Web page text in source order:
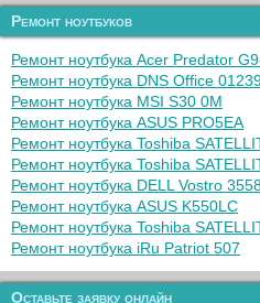
Ремонт ноутбуков
Ремонт ноутбука Acer Predator
Ремонт ноутбука DNS Office
Ремонт ноутбука MSI S30 0M
Ремонт ноутбука ASUS PRO5EA
Ремонт ноутбука Toshiba
Ремонт ноутбука Toshiba
Ремонт ноутбука DELL Vostro
Ремонт ноутбука ASUS K550LC
Ремонт ноутбука Toshiba
Ремонт ноутбука iRu Patriot 507
Оставьте заявку онлайн